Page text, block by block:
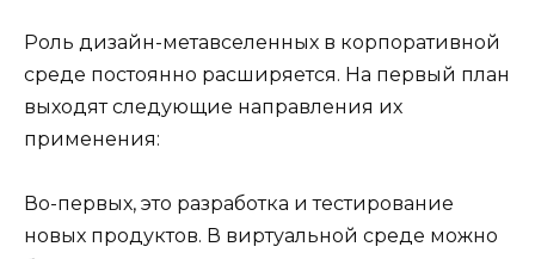
Роль дизайн-метавселенных в корпоративной
среде постоянно расширяется. На первый план
выходят следующие направления их
применения:
Во-первых, это разработка и тестирование
новых продуктов. В виртуальной среде можно